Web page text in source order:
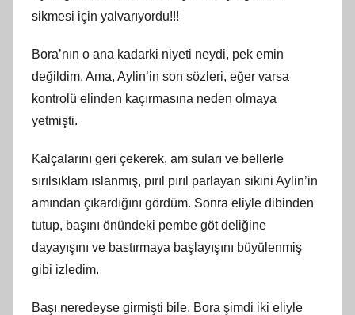
sikmesi için yalvarıyordu!!!
Bora’nın o ana kadarki niyeti neydi, pek emin
değildim. Ama, Aylin’in son sözleri, eğer varsa
kontrolü elinden kaçırmasına neden olmaya
yetmişti.
Kalçalarını geri çekerek, am suları ve bellerle
sırılsıklam ıslanmış, pırıl pırıl parlayan sikini Aylin’in
amından çıkardığını gördüm. Sonra eliyle dibinden
tutup, başını önündeki pembe göt deliğine
dayayışını ve bastırmaya başlayışını büyülenmiş
gibi izledim.
Başı neredeyse girmişti bile. Bora şimdi iki eliyle